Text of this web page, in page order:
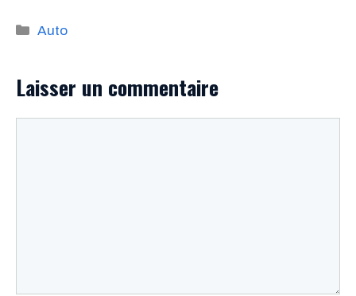
Catégories
Auto
Laisser un commentaire